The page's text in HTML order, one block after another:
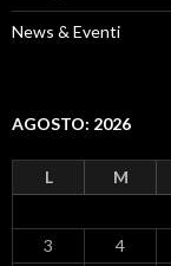
News & Eventi
AGOSTO: 2026
L M
3
4